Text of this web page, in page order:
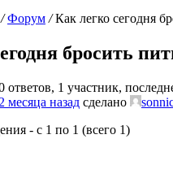
/ Форум / Как легко сегодня
бросить
ответов, 1 участник,
2 месяца назад сделано
- с 1 по 1 (всего 1)